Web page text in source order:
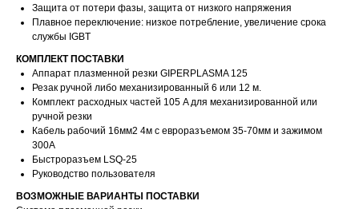
Защита от потери фазы, защита от низкого напряжения
Плавное переключение: низкое потребление, увеличение срока
службы IGBT
КОМПЛЕКТ ПОСТАВКИ
Аппарат плазменной резки GIPERPLASMA 125
Резак ручной либо механизированный 6 или 12 м.
Комплект расходных частей 105 A для механизированной или
ручной резки
Кабель рабочий 16мм2 4м с евроразъемом 35-70мм и зажимом
300А
Быстроразъем LSQ-25
Руководство пользователя
ВОЗМОЖНЫЕ ВАРИАНТЫ ПОСТАВКИ
Главная
Продукция
О производстве Контакты
Карта сайта